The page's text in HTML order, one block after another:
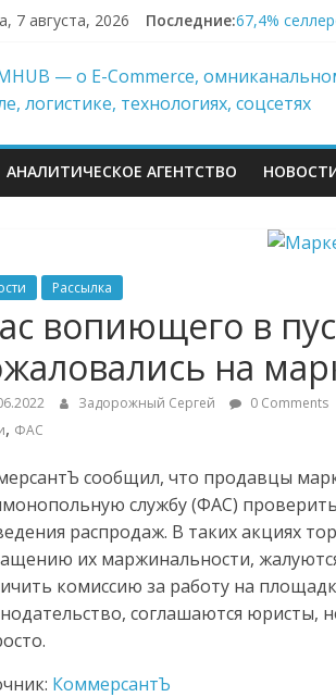
7 августа, 2026 Последние:67,4%
Топливный
АНАЛИТИЧЕСКОЕ АГЕНТСТВО
Рассылка
вопиющего в
на
Задорожный Сергей 0 Comments
, ФАС
сообщил, что продавцы
службу (ФАС)
распродаж. В таких акциях
их маржинальности,
комиссию за работу на
соглашаются юристы,
КоммерсантЪ